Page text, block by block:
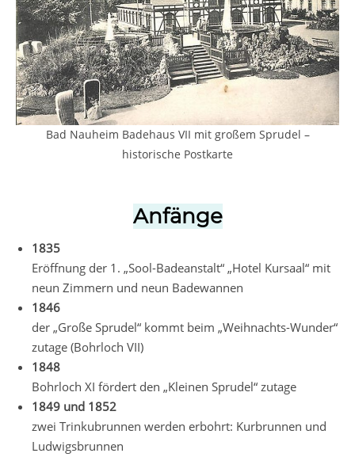
Bad Nauheim Badehaus VII mit großem Sprudel –
historische Postkarte
Anfänge
1835
Eröffnung der 1. „Sool-Badeanstalt“ „Hotel Kursaal“ mit
neun Zimmern und neun Badewannen
1846
der „Große Sprudel“ kommt beim „Weihnachts-Wunder“
zutage (Bohrloch VII)
1848
Bohrloch XI fördert den „Kleinen Sprudel“ zutage
1849 und 1852
zwei Trinkubrunnen werden erbohrt: Kurbrunnen und
Ludwigsbrunnen